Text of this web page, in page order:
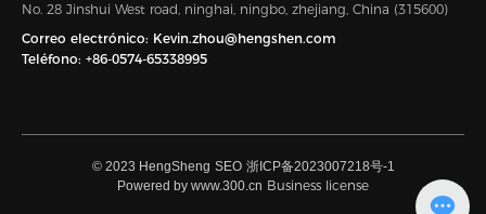
No. 28 Jinshui West road, ninghai, ningbo, zhejiang, China (315600)
Correo electrónico: Kevin.zhou@hengshen.com
Teléfono: +86-0574-65338995
© 2023 HengSheng SEO 浙ICP备2023007218号-1
Powered by www.300.cn Business license